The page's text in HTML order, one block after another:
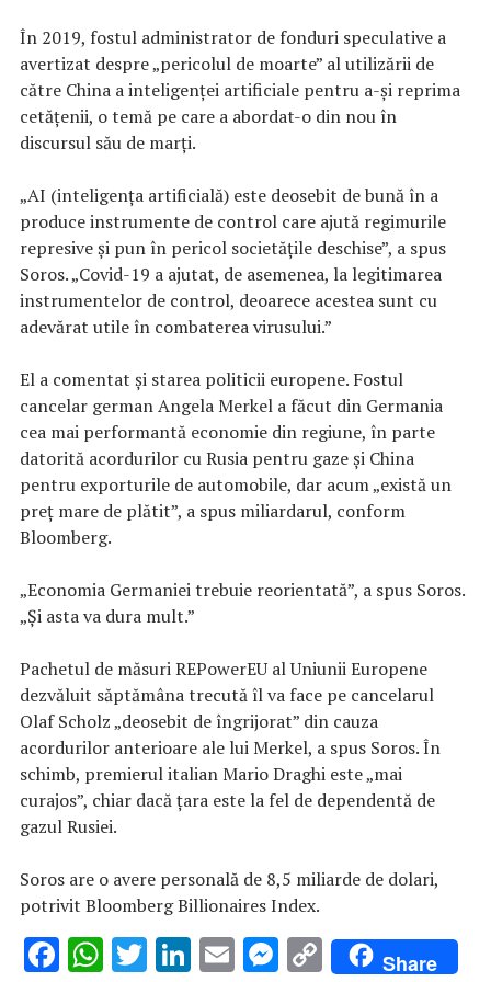
În 2019, fostul administrator de fonduri speculative a
avertizat despre „pericolul de moarte” al utilizării de
către China a inteligenței artificiale pentru a-și reprima
cetățenii, o temă pe care a abordat-o din nou în
discursul său de marți.
„AI (inteligenţa artificială) este deosebit de bună în a
produce instrumente de control care ajută regimurile
represive și pun în pericol societățile deschise”, a spus
Soros. „Covid-19 a ajutat, de asemenea, la legitimarea
instrumentelor de control, deoarece acestea sunt cu
adevărat utile în combaterea virusului.”
El a comentat și starea politicii europene. Fostul
cancelar german Angela Merkel a făcut din Germania
cea mai performantă economie din regiune, în parte
datorită acordurilor cu Rusia pentru gaze și China
pentru exporturile de automobile, dar acum „există un
preț mare de plătit”, a spus miliardarul, conform
Bloomberg.
„Economia Germaniei trebuie reorientată”, a spus Soros.
„Și asta va dura mult.”
Pachetul de măsuri REPowerEU al Uniunii Europene
dezvăluit săptămâna trecută îl va face pe cancelarul
Olaf Scholz „deosebit de îngrijorat” din cauza
acordurilor anterioare ale lui Merkel, a spus Soros. În
schimb, premierul italian Mario Draghi este „mai
curajos”, chiar dacă țara este la fel de dependentă de
gazul Rusiei.
Soros are o avere personală de 8,5 miliarde de dolari,
potrivit Bloomberg Billionaires Index.
F W T Li E M C Share